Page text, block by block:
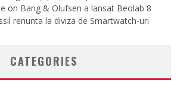
on Bang & Olufsen a lansat Beolab 8
renunta la diviza de Smartwatch-uri
CATEGORIES